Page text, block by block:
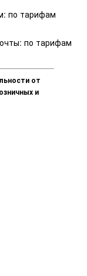
по тарифам
по тарифам
от
и